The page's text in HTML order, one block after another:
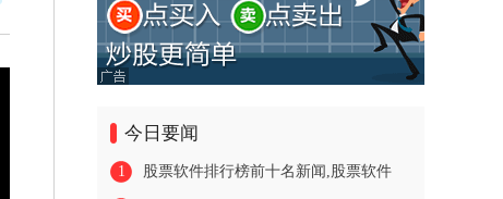
今日要闻
1 股票软件排行榜前十名新闻,股票软件